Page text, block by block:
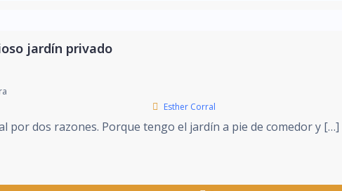
jardín privado
Esther Corral
por dos razones. Porque tengo el jardín a pie de comedor y […]